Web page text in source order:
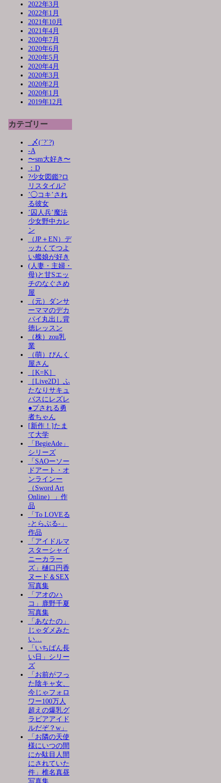
2022年3月
2022年1月
2021年10月
2021年4月
2020年7月
2020年6月
2020年5月
2020年4月
2020年3月
2020年2月
2020年1月
2019年12月
カテゴリー
_〆(´?`?)
-A
〜sm大好き〜
：D
?少女図鑑?ロ
リスタイル?
’◯コキ’され
る彼女
’囚人兵’魔法
少女野中カレ
ン
（JP＋EN）デ
ッカくてつよ
い艦娘が好き
(人妻・主婦・
母)と甘Sエッ
チのなぐさめ
屋
（元）ダンサ
ーママのデカ
パイ丸出し背
徳レッスン
（株）zou乳
業
（萌）ぴんく
屋さん
［K=K］
［Live2D］ふ
たなりサキュ
バスにレズレ
●プされる勇
者ちゃん
[新作！]たま
て大学
「BegieAde」
シリーズ
「SAOーソー
ドアート・オ
ンラインー
（Sword Art
Online）」作
品
「To LOVEる
-とらぶる-」
作品
「アイドルマ
スターシャイ
ニーカラー
ズ」樋口円香
ヌード＆SEX
写真集
「アオのハ
コ」鹿野千夏
写真集
「あなたの」
じゃダメみた
い…
「いちばん長
い日」シリー
ズ
「お前がフっ
た陰キャ女、
今じゃフォロ
ワー100万人
超えの爆乳グ
ラビアアイド
ルだぞ？w」
「お隣の天使
様にいつの間
にか駄目人間
にされていた
件」椎名真昼
写真集